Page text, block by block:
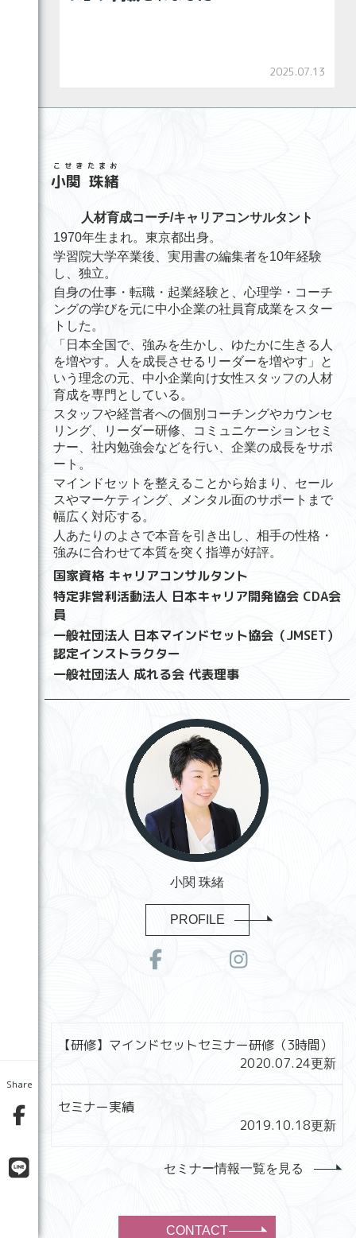
Share
2025.07.13
小関
こせき
珠緒
たまお
人材育成コーチ/キャリアコンサルタント
1970年生まれ。東京都出身。
学習院大学卒業後、実用書の編集者を10年経験
し、独立。
自身の仕事・転職・起業経験と、心理学・コーチ
ングの学びを元に中小企業の社員育成業をスター
トした。
「日本全国で、強みを生かし、ゆたかに生きる人
を増やす。人を成長させるリーダーを増やす」と
いう理念の元、中小企業向け女性スタッフの人材
育成を専門としている。
スタッフや経営者への個別コーチングやカウンセ
リング、リーダー研修、コミュニケーションセミ
ナー、社内勉強会などを行い、企業の成長をサポ
ート。
マインドセットを整えることから始まり、セール
スやマーケティング、メンタル面のサポートまで
幅広く対応する。
人あたりのよさで本音を引き出し、相手の性格・
強みに合わせて本質を突く指導が好評。
国家資格 キャリアコンサルタント
特定非営利活動法人 日本キャリア開発協会 CDA会
員
一般社団法人 日本マインドセット協会（JMSET）
認定インストラクター
一般社団法人 成れる会 代表理事
小関 珠緒
PROFILE
【研修】マインドセットセミナー研修（3時間）
2020.07.24更新
セミナー実績
2019.10.18更新
セミナー情報一覧を見る
CONTACT